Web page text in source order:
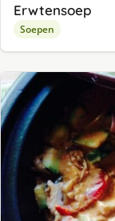
Erwtensoep
Soepen